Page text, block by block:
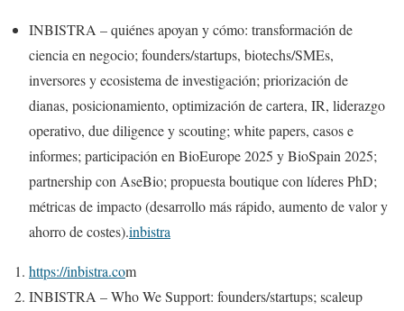
INBISTRA – quiénes apoyan y cómo: transformación de
ciencia en negocio; founders/startups, biotechs/SMEs,
inversores y ecosistema de investigación; priorización de
dianas, posicionamiento, optimización de cartera, IR, liderazgo
operativo, due diligence y scouting; white papers, casos e
informes; participación en BioEurope 2025 y BioSpain 2025;
partnership con AseBio; propuesta boutique con líderes PhD;
métricas de impacto (desarrollo más rápido, aumento de valor y
ahorro de costes).inbistra
https://inbistra.com
INBISTRA – Who We Support: founders/startups; scaleup